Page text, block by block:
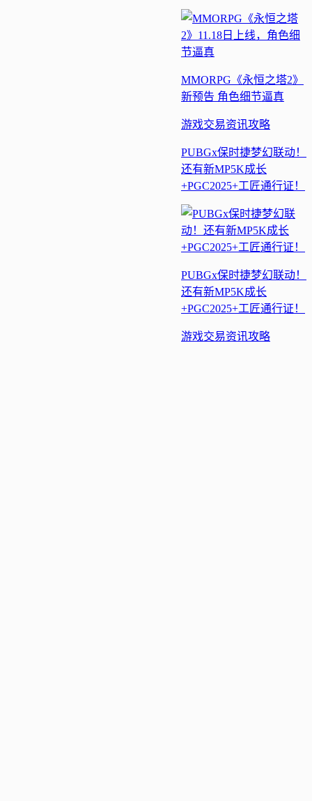
MMORPG《永恒之塔2》
新预告 角色细节逼真
游戏交易资讯攻略
PUBGx保时捷梦幻联动！
还有新MP5K成长
+PGC2025+工匠通行证！
PUBGx保时捷梦幻联动！
还有新MP5K成长
+PGC2025+工匠通行证！
游戏交易资讯攻略